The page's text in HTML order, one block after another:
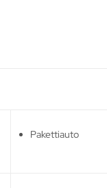
Pakettiauto